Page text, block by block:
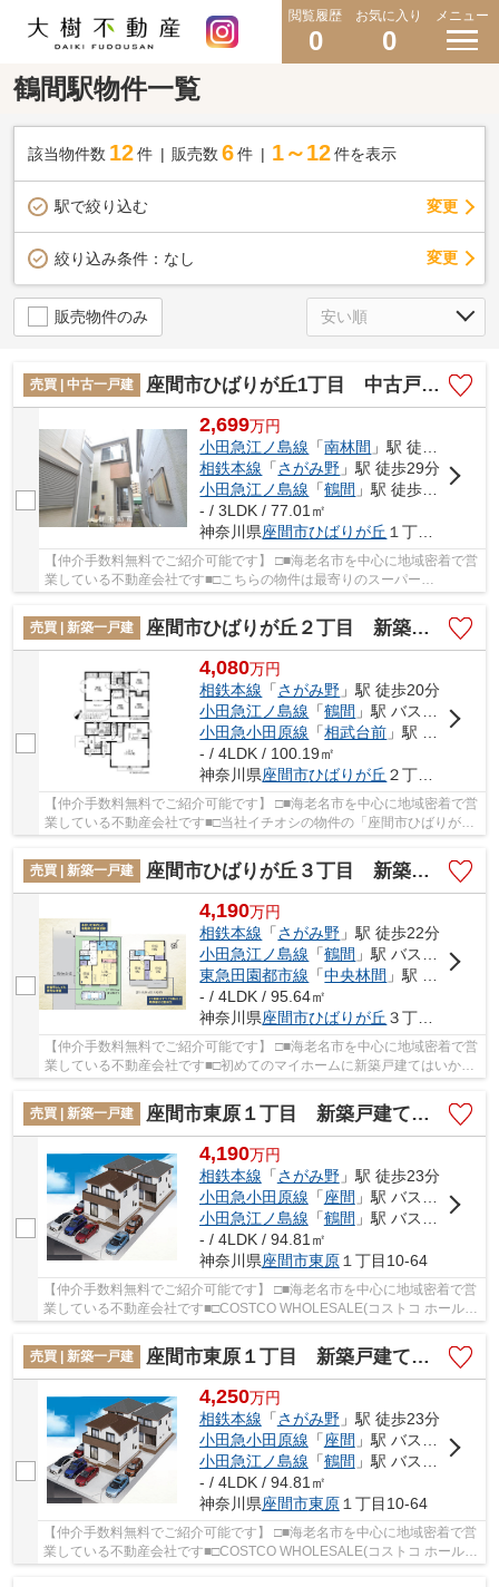
閲覧履歴
0
お気に入り
0
メニュー
鶴間駅物件一覧
該当物件数 12件 販売数 6 件 1～12 件を表示
駅で絞り込む 変更
絞り込み条件： なし 変更
販売物件のみ
売買 | 中古一戸建 座間市ひばりが丘1丁目 中古戸建て【仲介手数料無料】
2,699万円
小田急江ノ島線 「南林間 」駅 徒歩23分
相鉄本線 「さがみ野 」駅 徒歩29分
小田急江ノ島線 「鶴間 」駅 徒歩30分
- / 3LDK / 77.01㎡
神奈川県座間市ひばりが丘 １丁目47-17
【仲介手数料無料でご紹介可能です】 □■海老名市を中心に地域密着で営
業している不動産会社です■□こちらの物件は最寄りのスーパー
売買 | 新築一戸建
座間市ひばりが丘２丁目 新築戸建て 全１棟【仲介手数料無料】
4,080万円
相鉄本線 「さがみ野 」駅 徒歩20分
小田急江ノ島線 「鶴間 」駅 バス12分 「南鶴間自治会館入口」 停歩10分
小田急小田原線 「相武台前 」駅 バス16分 「ひばりが丘一丁目（神奈川県）」 停歩12分
- / 4LDK / 100.19㎡
神奈川県座間市ひばりが丘 ２丁目64-5
【仲介手数料無料でご紹介可能です】 □■海老名市を中心に地域密着で営
業している不動産会社です■□当社イチオシの物件の「座間市ひばりが丘
売買 | 新築一戸建
座間市ひばりが丘３丁目 新築戸建て 全１棟【仲介手数料無料】
4,190万円
相鉄本線 「さがみ野 」駅 徒歩22分
小田急江ノ島線 「鶴間 」駅 バス12分 「西鶴間８丁目」 停歩10分
東急田園都市線 「中央林間 」駅 バス17分 「ひばりが丘四丁目」 停歩6分
- / 4LDK / 95.64㎡
神奈川県座間市ひばりが丘 ３丁目50-5
【仲介手数料無料でご紹介可能です】 □■海老名市を中心に地域密着で営
業している不動産会社です■□初めてのマイホームに新築戸建てはいかが
売買 | 新築一戸建
座間市東原１丁目 新築戸建て 全３棟【仲介手数料無料】
4,190万円
相鉄本線 「さがみ野」駅 徒歩23分
小田急小田原線 「座間 」駅 バス8分 「栗原交番前」 停歩11分
小田急江ノ島線 「鶴間 」駅 バス14分 「県公社東原団地前」 停歩14分
- / 4LDK / 94.81㎡
神奈川県座間市東原１丁目10-64
【仲介手数料無料でご紹介可能です】 □■海老名市を中心に地域密着で営
業している不動産会社です■□COSTCO WHOLESALE(コストコ ホールセ
ール) 座間倉庫店まで489mです。新築の戸建て物件...
売買 | 新築一戸建
座間市東原１丁目 新築戸建て 全３棟【仲介手数料無料】
4,250万円
相鉄本線 「さがみ野」駅 徒歩23分
小田急小田原線 「座間 」駅 バス8分 「栗原交番前」 停歩11分
小田急江ノ島線 「鶴間 」駅 バス14分 「県公社東原団地前」 停歩14分
- / 4LDK / 94.81㎡
神奈川県座間市東原１丁目10-64
【仲介手数料無料でご紹介可能です】 □■海老名市を中心に地域密着で営
業している不動産会社です■□COSTCO WHOLESALE(コストコ ホールセ
ール) 座間倉庫店まで489mです。新築の戸建て物件...